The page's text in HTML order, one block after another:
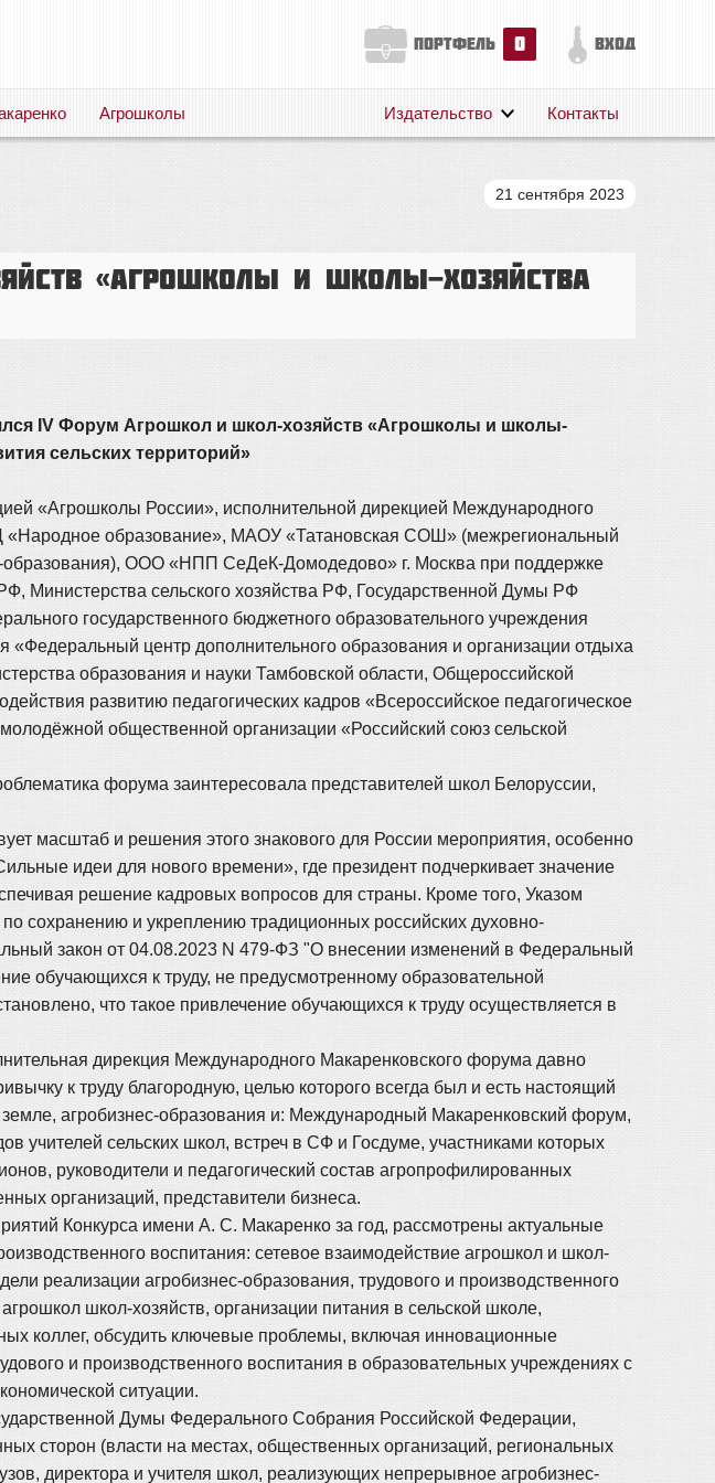
портфель 0 вход
Агрошколы
Публикации
Издательство Контакты
21 сентября 2023
«Агрошколы и школы-хозяйства
IV Форум Агрошкол и школ-хозяйств «Агрошколы и школы-
сельских территорий»
«Агрошколы России», исполнительной дирекцией Международного
«Народное образование», МАОУ «Татановская СОШ» (межрегиональный
образования), ООО «НПП СеДеК-Домодедово» г. Москва при поддержке
Министерства сельского хозяйства РФ, Государственной Думы РФ
государственного бюджетного образовательного учреждения
«Федеральный центр дополнительного образования и организации отдыха
образования и науки Тамбовской области, Общероссийской
развитию педагогических кадров «Всероссийское педагогическое
общественной организации «Российский союз сельской
форума заинтересовала представителей школ Белоруссии,
масштаб и решения этого знакового для России мероприятия, особенно
идеи для нового времени», где президент подчеркивает значение
решение кадровых вопросов для страны. Кроме того, Указом
сохранению и укреплению традиционных российских духовно-
закон от 04.08.2023 N 479-ФЗ "О внесении изменений в Федеральный
обучающихся к труду, не предусмотренному образовательной
что такое привлечение обучающихся к труду осуществляется в
дирекция Международного Макаренковского форума давно
к труду благородную, целью которого всегда был и есть настоящий
агробизнес-образования и: Международный Макаренковский форум,
учителей сельских школ, встреч в СФ и Госдуме, участниками которых
руководители и педагогический состав агропрофилированных
организаций, представители бизнеса.
Конкурса имени А. С. Макаренко за год, рассмотрены актуальные
воспитания: сетевое взаимодействие агрошкол и школ-
реализации агробизнес-образования, трудового и производственного
школ-хозяйств, организации питания в сельской школе,
коллег, обсудить ключевые проблемы, включая инновационные
и производственного воспитания в образовательных учреждениях с
ситуации.
Думы Федерального Собрания Российской Федерации,
сторон (власти на местах, общественных организаций, региональных
директора и учителя школ, реализующих непрерывное агробизнес-